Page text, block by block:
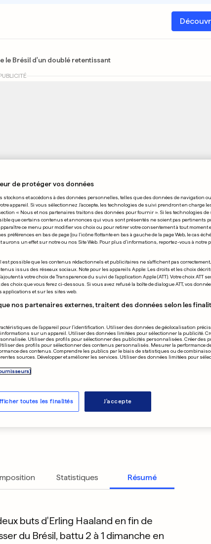
le Brésil d'un doublé retentissant
Publié 06. juillet 2026, 00:11
le Brésil d'un
DE FINALE
– 2
0 – 1 E. Haaland- 79
0 – 2 E. Haaland
résultats
Statistiques Résumé
buts d'Erling Haaland en fin de
du Brésil, battu 2 à 1 dimanche en
de protéger vos données
stockons et accédons à des données personnelles, telles que des données de navigation
appareil. Si vous sélectionnez J'accepte, les technologies de suivi prendront en charge
« Nous et nos partenaires traitons des données pour fournir ». Si les technologies de
que certains contenus et annonces qui vous sont présentés ne soient pas pertinents
ce menu pour modifier vos choix ou pour retirer votre consentement à tout moment
préférences en bas de page [ou l'icône flottante en bas à gauche de la page Web, le cas
aurons un effet sur notre ou nos Site Web. Pour plus d’informations, reportez-vous à notre
est possible que les contenus rédactionnels et publicitaires ne s'affichent pas
issus des réseaux sociaux. Note pour les appareils Apple: Les droits et les choix
à votre choix de Transparence du suivi de l'application Apple (ATT). Votre choix ATT
choix que vous ferez ci-dessous. Si vous avez refusé la boîte de dialogue ATT, vos
applications et sur les sites web.
nos partenaires externes, traitent des données selon les
de l’appareil pour l’identification. Utiliser des données de géolocalisation
informations sur un appareil. Utiliser des données limitées pour sélectionner la publicité.
Utiliser des profils pour sélectionner des publicités personnalisées. Créer des
des profils pour sélectionner des contenus personnalisés. Mesurer la performance
des contenus. Comprendre les publics par le biais de statistiques ou de
sources. Développer et améliorer les services. Utiliser des données limitées pour
toutes les finalités J'accepte